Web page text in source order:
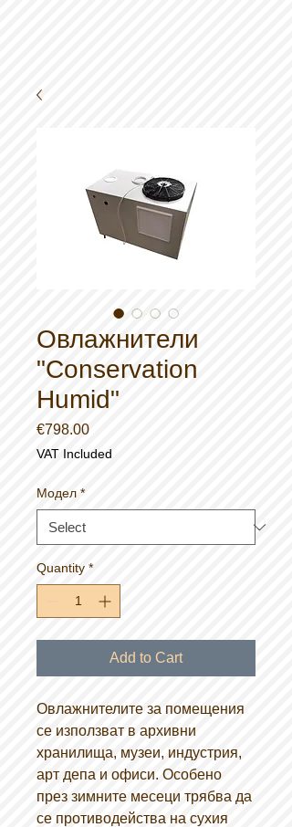
Овлажнители
"Conservation
Humid"
€798.00Price
VAT Included
Модел *
Quantity *
Add to Cart
Овлажнителите за помещения
се използват в архивни
хранилища, музеи, индустрия,
арт депа и офиси. Особено
през зимните месеци трябва да
се противодейства на сухия